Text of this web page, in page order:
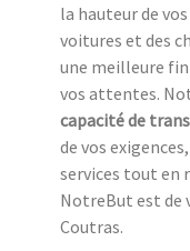
la hauteur de
voitures et des
une meilleure
vos attentes.
capacité de
de vos
services tout en
NotreBut est de
Coutras.